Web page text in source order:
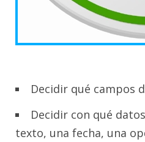
Decidir qué campos
Decidir con qué
texto, una fecha, una